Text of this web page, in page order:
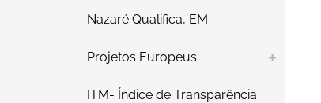
Nazaré Qualifica, EM
Projetos Europeus
ITM- Índice de Transparência